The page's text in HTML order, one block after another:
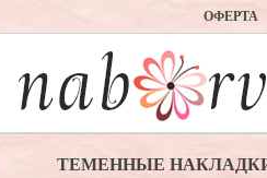
ОФЕРТА
ТЕМЕННЫЕ